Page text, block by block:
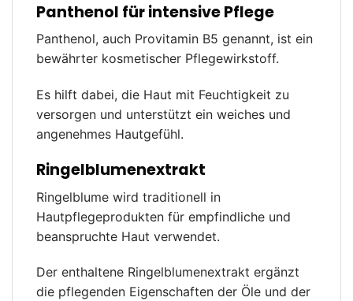
Panthenol für intensive Pflege
Panthenol, auch Provitamin B5 genannt, ist ein
bewährter kosmetischer Pflegewirkstoff.
Es hilft dabei, die Haut mit Feuchtigkeit zu
versorgen und unterstützt ein weiches und
angenehmes Hautgefühl.
Ringelblumenextrakt
Ringelblume wird traditionell in
Hautpflegeprodukten für empfindliche und
beanspruchte Haut verwendet.
Der enthaltene Ringelblumenextrakt ergänzt
die pflegenden Eigenschaften der Öle und der